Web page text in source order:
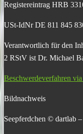
Registereintrag HRB
USt-IdNr DE 811 845
Verantwortlich für den
2 RStV ist Dr. Michael
Beschwerdeverfahren
Bildnachweis
Seepferdchen © dartlab